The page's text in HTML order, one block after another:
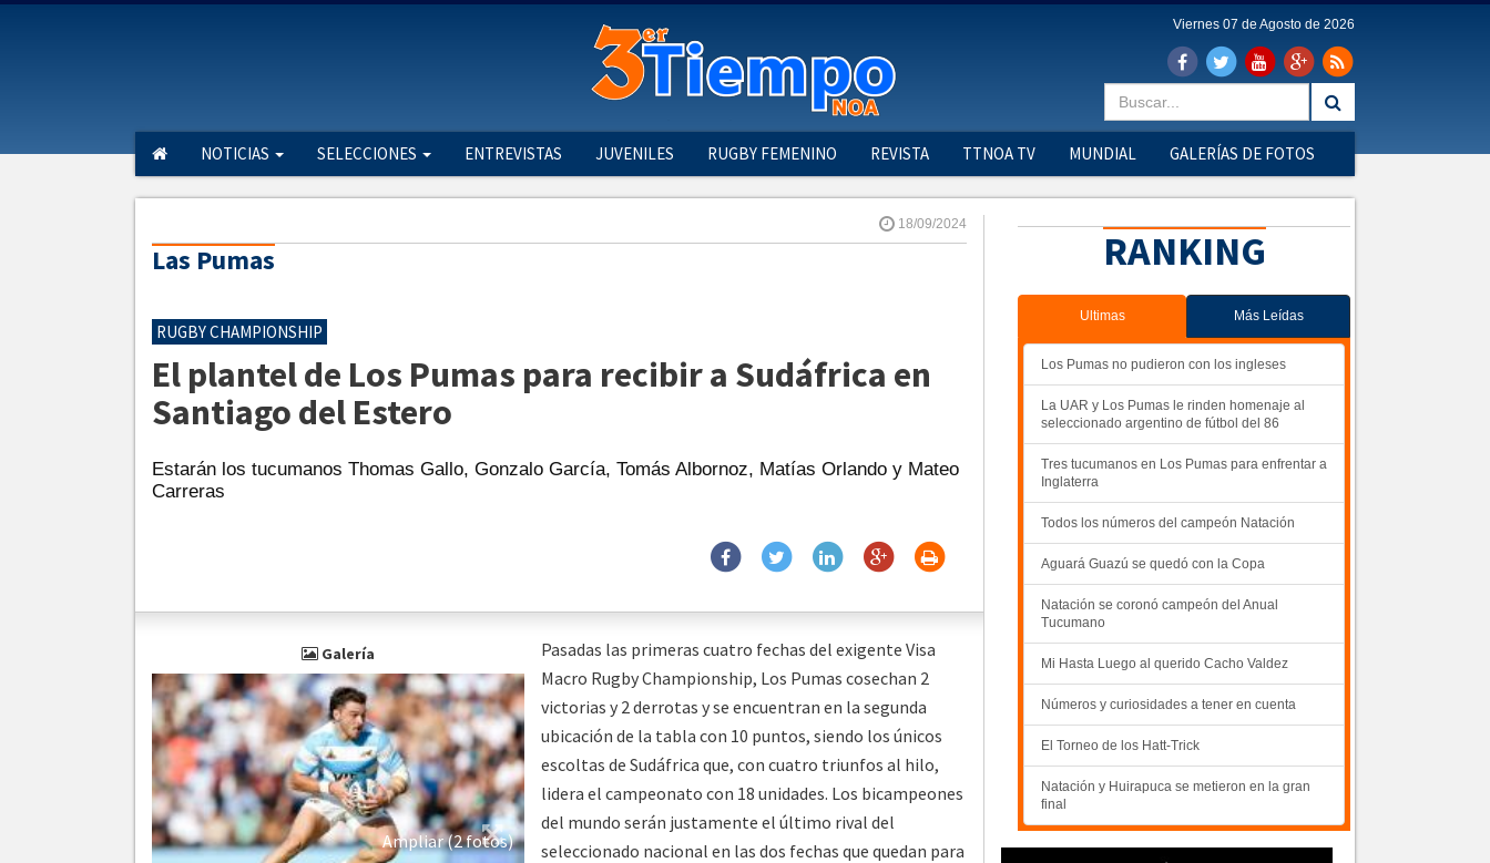
Viernes 07 de Agosto de 2026
NOTICIAS SELECCIONES ENTREVISTAS JUVENILES RUGBY FEMENINO REVISTA TTNOA TV MUNDIAL GALERÍAS DE FOTOS
18/09/2024
Las Pumas
RUGBY CHAMPIONSHIP
El plantel de Los Pumas para recibir a Sudáfrica en
Santiago del Estero
Estarán los tucumanos Thomas Gallo, Gonzalo García, Tomás Albornoz, Matías Orlando y Mateo
Carreras
Galería
Ampliar (2 fotos)
Pasadas las primeras cuatro fechas del exigente Visa
Macro Rugby Championship, Los Pumas cosechan 2
victorias y 2 derrotas y se encuentran en la segunda
ubicación de la tabla con 10 puntos, siendo los únicos
escoltas de Sudáfrica que, con cuatro triunfos al hilo,
lidera el campeonato con 18 unidades. Los bicampeones
del mundo serán justamente el último rival del
seleccionado nacional en las dos fechas que quedan para
RANKING
Ultimas Más Leídas
Los Pumas no pudieron con los ingleses
La UAR y Los Pumas le rinden homenaje al
seleccionado argentino de fútbol del 86
Tres tucumanos en Los Pumas para enfrentar a
Inglaterra
Todos los números del campeón Natación
Aguará Guazú se quedó con la Copa
Natación se coronó campeón del Anual
Tucumano
Mi Hasta Luego al querido Cacho Valdez
Números y curiosidades a tener en cuenta
El Torneo de los Hatt-Trick
Natación y Huirapuca se metieron en la gran
final